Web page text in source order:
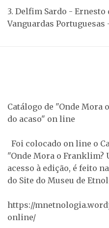
3. Delfim Sardo - Ernesto
Vanguardas Portuguesas
Catálogo de "Onde Mora
do acaso" on line
Foi colocado on line o
"Onde Mora o Franklim?
acesso à edição, é feito
do Site do Museu de
https://
online/